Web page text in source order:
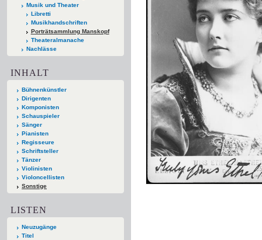
Musik und Theater
Libretti
Musikhandschriften
Porträtsammlung Manskopf
Theateralmanache
Nachlässe
INHALT
Bühnenkünstler
Dirigenten
Komponisten
Schauspieler
Sänger
Pianisten
Regisseure
Schriftsteller
Tänzer
Violinisten
Violoncellisten
Sonstige
LISTEN
Neuzugänge
Titel